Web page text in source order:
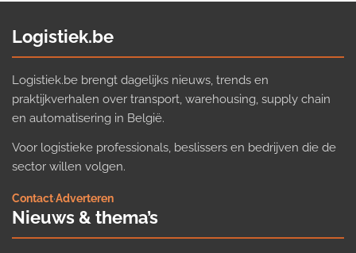
Logistiek.be
Logistiek.be brengt dagelijks nieuws, trends en
praktijkverhalen over transport, warehousing, supply chain
en automatisering in België.
Voor logistieke professionals, beslissers en bedrijven die de
sector willen volgen.
Contact·Adverteren
Nieuws & thema’s